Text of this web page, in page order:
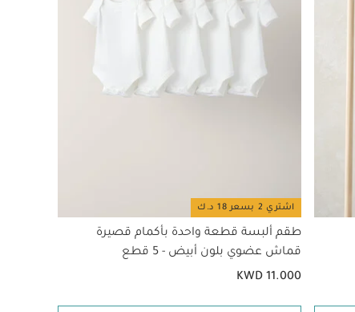
اشتري 2 بسعر 18 د.ك
طقم ألبسة قطعة واحدة بأكمام قصيرة
قماش عضوي بلون أبيض - 5 قطع
KWD 11.000